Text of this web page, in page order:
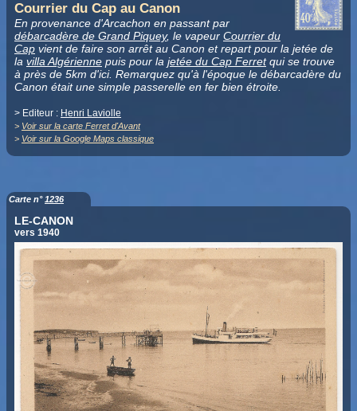
Courrier du Cap au Canon
En provenance d'Arcachon en passant par
débarcadère de Grand Piquey, le vapeur Courrier du
Cap vient de faire son arrêt au Canon et repart pour la jetée de
la villa Algérienne puis pour la jetée du Cap Ferretqui se trouve
à près de 5km d'ici. Remarquez qu'à l'époque le débarcadère du
Canon était une simple passerelle en fer bien étroite.
> Editeur : Henri Laviolle
> Voir sur la carte Ferret d'Avant
> Voir sur la Google Maps classique
Carte n°1236
LE-CANON
vers 1940